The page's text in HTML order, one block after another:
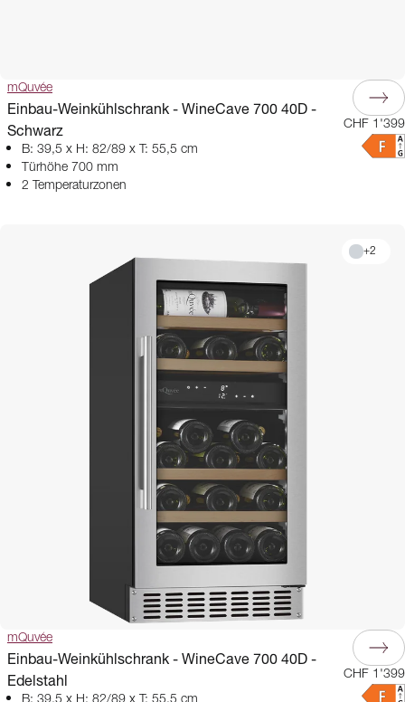
mQuvée
Einbau-Weinkühlschrank - WineCave 700 40D -
Schwarz
B: 39,5 x H: 82/89 x T: 55,5 cm
Türhöhe 700 mm
2 Temperaturzonen
CHF 1'399
+2
mQuvée
Einbau-Weinkühlschrank - WineCave 700 40D -
Edelstahl
CHF 1'399